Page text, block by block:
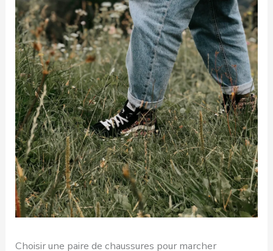
Choisir une paire de chaussures pour marcher